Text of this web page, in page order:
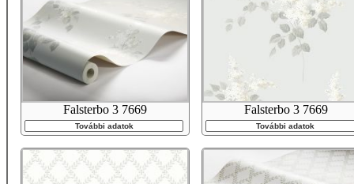
Falsterbo 3 7669
További adatok
Falsterbo 3 7669
További adatok